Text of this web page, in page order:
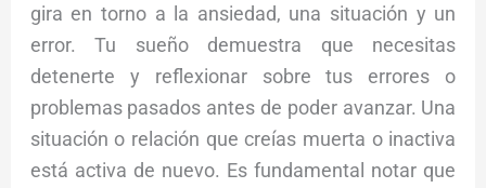
gira en torno a la ansiedad, una situación y un
error. Tu sueño demuestra que necesitas
detenerte y reflexionar sobre tus errores o
problemas pasados antes de poder avanzar. Una
situación o relación que creías muerta o inactiva
está activa de nuevo. Es fundamental notar que